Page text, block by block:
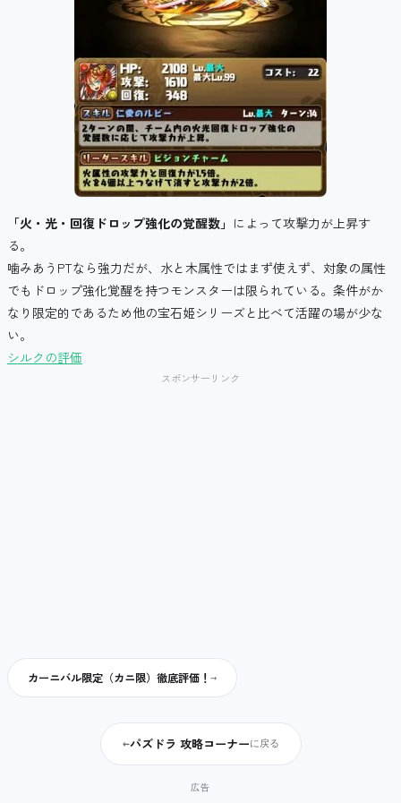
「火・光・回復ドロップ強化の覚醒数」 によって攻撃力が上昇す
る。
噛みあうPTなら強力だが、水と木属性ではまず使えず、対象の属性
でもドロップ強化覚醒を持つモンスターは限られている。条件がか
なり限定的であるため他の宝石姫シリーズと比べて活躍の場が少な
い。
シルクの評価
スポンサーリンク
カーニバル限定（カニ限）徹底評価！
←パズドラ 攻略コーナーに戻る